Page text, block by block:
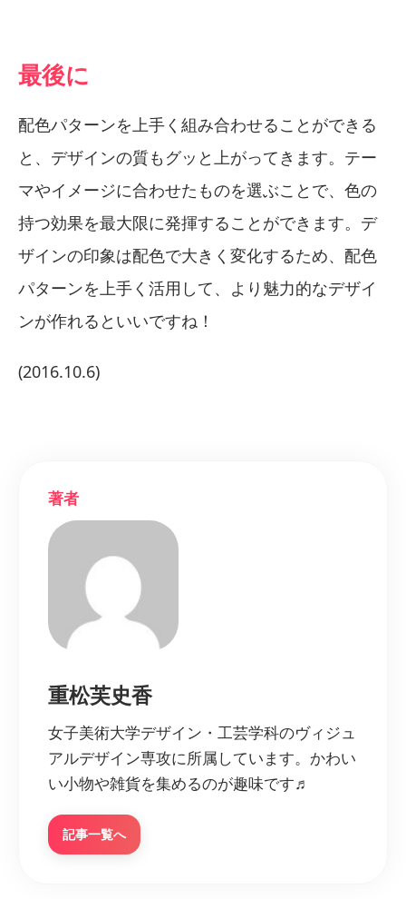
最後に
配色パターンを上手く組み合わせることができる
と、デザインの質もグッと上がってきます。テー
マやイメージに合わせたものを選ぶことで、色の
持つ効果を最大限に発揮することができます。デ
ザインの印象は配色で大きく変化するため、配色
パターンを上手く活用して、より魅力的なデザイ
ンが作れるといいですね！
(2016.10.6)
著者
重松芙史香
女子美術大学デザイン・工芸学科のヴィジュ
アルデザイン専攻に所属しています。かわい
い小物や雑貨を集めるのが趣味です♬
記事一覧へ